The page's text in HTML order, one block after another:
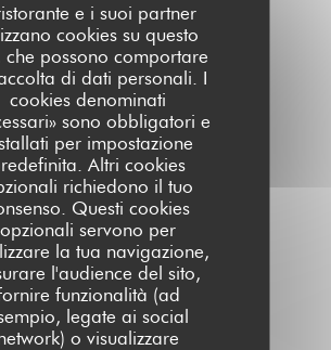
e i suoi partner
cookies su questo
che possono comportare
di dati personali. I
cookies denominati
sono obbligatori e
per impostazione
Altri cookies
richiedono il tuo
Questi cookies
opzionali servono per
la tua navigazione,
l'audience del sito,
funzionalità (ad
legate ai social
o visualizzare